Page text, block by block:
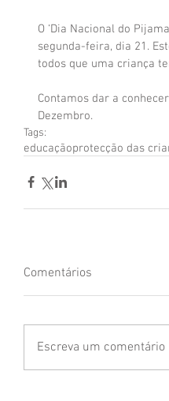
O ‘Dia Nacional do
segunda-feira, dia 21.
todos que uma criança
Contamos dar a
Dezembro.
Tags:
educaçãoprotecção das
Comentários
Escreva um comentário